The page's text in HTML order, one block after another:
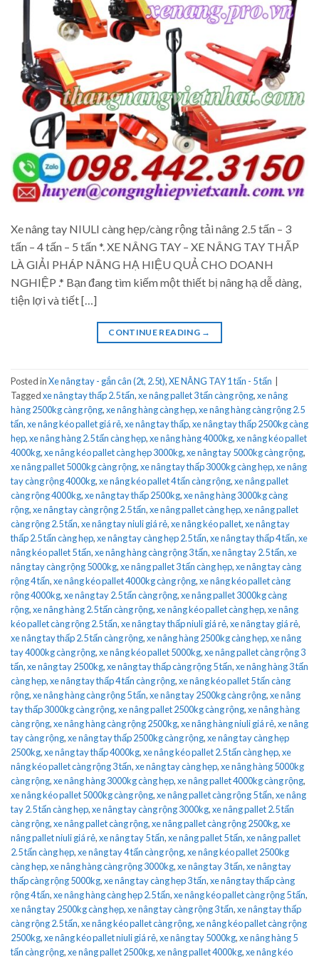
Xe nâng tay NIULI càng hẹp/càng rộng tải nâng 2.5 tấn – 3
tấn – 4 tấn – 5 tấn *. XE NÂNG TAY – XE NÂNG TAY THẤP
LÀ GIẢI PHÁP NÂNG HẠ HIỆU QUẢ CHO DOANH
NGHIỆP .* Bạn đang tìm kiếm một thiết bị nâng hạ dễ dàng,
tiện lợi và tiết […]
CONTINUE READING →
Posted inXe nâng tay - gắn cân (2t, 2.5t),XE NÂNG TAY 1 tấn - 5 tấn
Taggedxe nâng tay thấp 2.5 tấn,xe nâng pallet 3 tấn càng rộng,xe nâng
hàng 2500kg càng rộng,xe nâng hàng càng hẹp,xe nâng hàng càng rộng 2.5
tấn,xe nâng kéo pallet giá rẻ,xe nâng tay thấp,xe nâng tay thấp 2500kg càng
hẹp,xe nâng hàng 2.5 tấn càng hẹp,xe nâng hàng 4000kg,xe nâng kéo pallet
4000kg,xe nâng kéo pallet càng hẹp 3000kg,xe nâng tay 5000kg càng rộng,
xe nâng pallet 5000kg càng rộng,xe nâng tay thấp 3000kg càng hẹp,xe nâng
tay càng rộng 4000kg,xe nâng kéo pallet 4 tấn càng rộng,xe nâng pallet
càng rộng 4000kg,xe nâng tay thấp 2500kg,xe nâng hàng 3000kg càng
rộng,xe nâng tay càng rộng 2.5 tấn,xe nâng pallet càng hẹp,xe nâng pallet
càng rộng 2.5 tấn,xe nâng tay niuli giá rẻ,xe nâng kéo pallet,xe nâng tay
thấp 2.5 tấn càng hẹp,xe nâng tay càng hẹp 2.5 tấn,xe nâng tay thấp 4 tấn,xe
nâng kéo pallet 5 tấn,xe nâng hàng càng rộng 3 tấn,xe nâng tay 2.5 tấn,xe
nâng tay càng rộng 5000kg,xe nâng pallet 3 tấn càng hẹp,xe nâng tay càng
rộng 4 tấn,xe nâng kéo pallet 4000kg càng rộng,xe nâng kéo pallet càng
rộng 4000kg,xe nâng tay 2.5 tấn càng rộng,xe nâng pallet 3000kg càng
rộng,xe nâng hàng 2.5 tấn càng rộng,xe nâng kéo pallet càng hẹp,xe nâng
kéo pallet càng rộng 2.5 tấn,xe nâng tay thấp niuli giá rẻ,xe nâng tay giá rẻ,
xe nâng tay thấp 2.5 tấn càng rộng,xe nâng hàng 2500kg càng hẹp,xe nâng
tay 4000kg càng rộng,xe nâng kéo pallet 5000kg,xe nâng pallet càng rộng 3
tấn,xe nâng tay 2500kg,xe nâng tay thấp càng rộng 5 tấn,xe nâng hàng 3 tấn
càng hẹp,xe nâng tay thấp 4 tấn càng rộng,xe nâng kéo pallet 5 tấn càng
rộng,xe nâng hàng càng rộng 5 tấn,xe nâng tay 2500kg càng rộng,xe nâng
tay thấp 3000kg càng rộng,xe nâng pallet 2500kg càng rộng,xe nâng hàng
càng rộng,xe nâng hàng càng rộng 2500kg,xe nâng hàng niuli giá rẻ,xe nâng
tay càng rộng,xe nâng tay thấp 2500kg càng rộng,xe nâng tay càng hẹp
2500kg,xe nâng tay thấp 4000kg,xe nâng kéo pallet 2.5 tấn càng hẹp,xe
nâng kéo pallet càng rộng 3 tấn,xe nâng tay càng hẹp,xe nâng hàng 5000kg
càng rộng,xe nâng hàng 3000kg càng hẹp,xe nâng pallet 4000kg càng rộng,
xe nâng kéo pallet 5000kg càng rộng,xe nâng pallet càng rộng 5 tấn,xe nâng
tay 2.5 tấn càng hẹp,xe nâng tay càng rộng 3000kg,xe nâng pallet 2.5 tấn
càng rộng,xe nâng pallet càng rộng,xe nâng pallet càng rộng 2500kg,xe
nâng pallet niuli giá rẻ,xe nâng tay 5 tấn,xe nâng pallet 5 tấn,xe nâng pallet
2.5 tấn càng hẹp,xe nâng tay 4 tấn càng rộng,xe nâng kéo pallet 2500kg
càng hẹp,xe nâng hàng càng rộng 3000kg,xe nâng tay 3 tấn,xe nâng tay
thấp càng rộng 5000kg,xe nâng tay càng hẹp 3 tấn,xe nâng tay thấp càng
rộng 4 tấn,xe nâng hàng càng hẹp 2.5 tấn,xe nâng kéo pallet càng rộng 5 tấn,
xe nâng tay 2500kg càng hẹp,xe nâng tay càng rộng 3 tấn,xe nâng tay thấp
càng rộng 2.5 tấn,xe nâng kéo pallet càng rộng,xe nâng kéo pallet càng rộng
2500kg,xe nâng kéo pallet niuli giá rẻ,xe nâng tay 5000kg,xe nâng hàng 5
tấn càng rộng,xe nâng pallet 2500kg,xe nâng pallet 4000kg,xe nâng kéo